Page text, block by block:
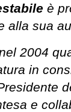
è
alla sua
2004
in
e